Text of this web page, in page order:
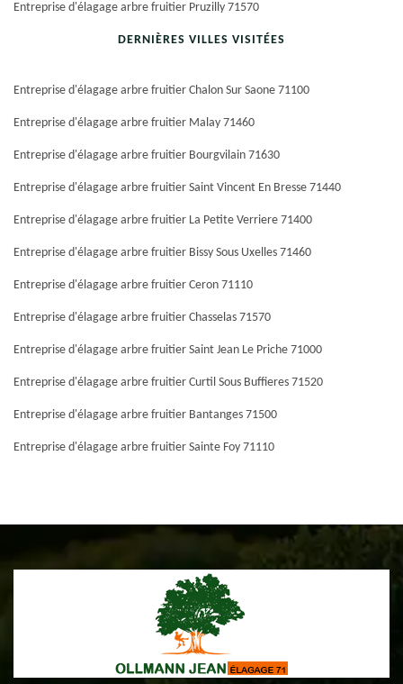
Entreprise d'élagage arbre fruitier Pruzilly 71570
DERNIÈRES VILLES VISITÉES
Entreprise d'élagage arbre fruitier Chalon Sur Saone 71100
Entreprise d'élagage arbre fruitier Malay 71460
Entreprise d'élagage arbre fruitier Bourgvilain 71630
Entreprise d'élagage arbre fruitier Saint Vincent En Bresse 71440
Entreprise d'élagage arbre fruitier La Petite Verriere 71400
Entreprise d'élagage arbre fruitier Bissy Sous Uxelles 71460
Entreprise d'élagage arbre fruitier Ceron 71110
Entreprise d'élagage arbre fruitier Chasselas 71570
Entreprise d'élagage arbre fruitier Saint Jean Le Priche 71000
Entreprise d'élagage arbre fruitier Curtil Sous Buffieres 71520
Entreprise d'élagage arbre fruitier Bantanges 71500
Entreprise d'élagage arbre fruitier Sainte Foy 71110